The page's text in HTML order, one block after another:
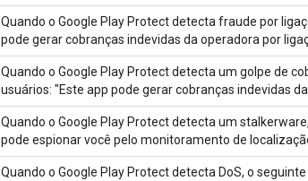
Quando o Google Play Protect detecta fraude por
pode gerar cobranças indevidas da operadora por
Quando o Google Play Protect detecta um golpe de
usuários: "Este app pode gerar cobranças indevidas
Quando o Google Play Protect detecta um
pode espionar você pelo monitoramento de
Quando o Google Play Protect detecta DoS, o